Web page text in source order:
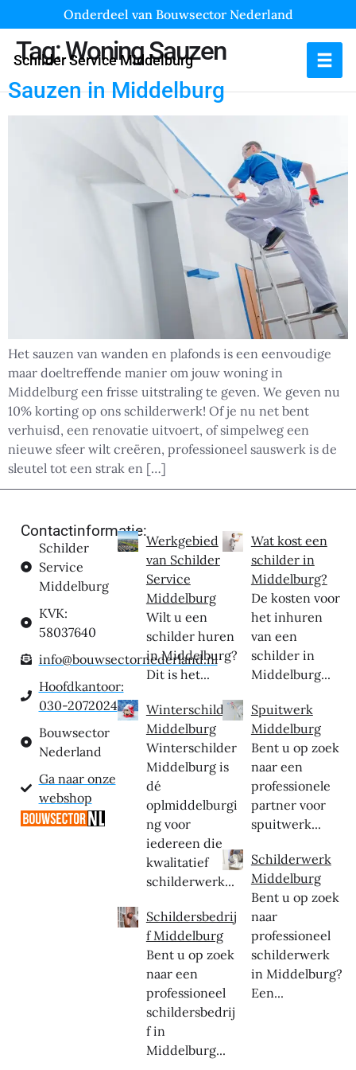
Onderdeel van Bouwsector Nederland
Schilder Service Middelburg
Tag:Woning Sauzen
Sauzen in Middelburg
Het sauzen van wanden en plafonds is een eenvoudige
maar doeltreffende manier om jouw woning in
Middelburg een frisse uitstraling te geven. We geven nu
10% korting op ons schilderwerk! Of je nu net bent
verhuisd, een renovatie uitvoert, of simpelweg een
nieuwe sfeer wilt creëren, professioneel sauswerk is de
sleutel tot een strak en […]
Contactinformatie:
Schilder
Service
Middelburg
KVK:
58037640
info@bouwsectornederland.nl
Hoofdkantoor:
030-2072024
Bouwsector
Nederland
Ga naar onze
webshop
Werkgebied
van Schilder
Service
Middelburg
Wilt u een
schilder huren
in Middelburg?
Dit is het...
Winterschilder
Middelburg
Winterschilder
Middelburg is
dé
oplmiddelburgi
ng voor
iedereen die
kwalitatief
schilderwerk...
Schildersbedrij
f Middelburg
Bent u op zoek
naar een
professioneel
schildersbedrij
f in
Middelburg...
Wat kost een
schilder in
Middelburg?
De kosten voor
het inhuren
van een
schilder in
Middelburg...
Spuitwerk
Middelburg
Bent u op zoek
naar een
professionele
partner voor
spuitwerk...
Schilderwerk
Middelburg
Bent u op zoek
naar
professioneel
schilderwerk
in Middelburg?
Een...